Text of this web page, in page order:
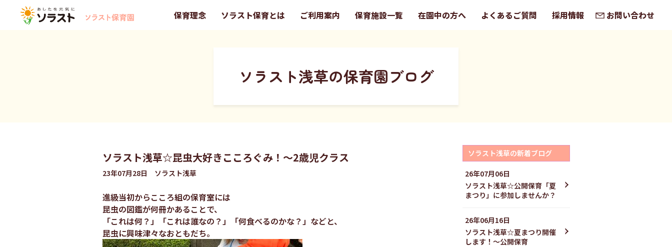
保育理念 ソラスト保育とは ご利用案内 保育施設一覧 在園中の方へ よくあるご質問 採用情報 お問い合わせ
ソラスト浅草の保育園ブログ
ソラスト浅草☆昆虫大好きこころぐみ！～2歳児クラス
23年07月28日 ソラスト浅草
進級当初からこころ組の保育室には
昆虫の図鑑が何冊かあることで、
「これは何？」「これは誰なの？」「何食べるのかな？」などと、
昆虫に興味津々なおともだち。
ソラスト浅草の新着ブログ
26年07月06日
ソラスト浅草☆公開保育「夏
まつり」に参加しませんか？
26年06月16日
ソラスト浅草☆夏まつり開催
します！〜公開保育